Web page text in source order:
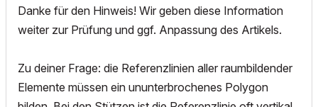
Danke für den Hinweis! Wir geben diese Information
weiter zur Prüfung und ggf. Anpassung des Artikels.
Zu deiner Frage: die Referenzlinien aller raumbildender
Elemente müssen ein ununterbrochenes Polygon